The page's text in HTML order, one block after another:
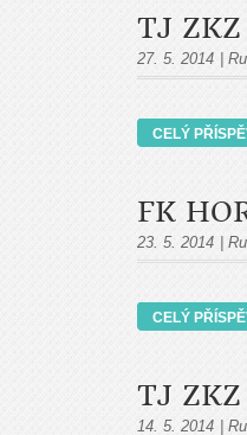
TJ
27. 5. 2014
CELÝ
FK
23. 5. 2014
CELÝ
TJ
14. 5. 2014